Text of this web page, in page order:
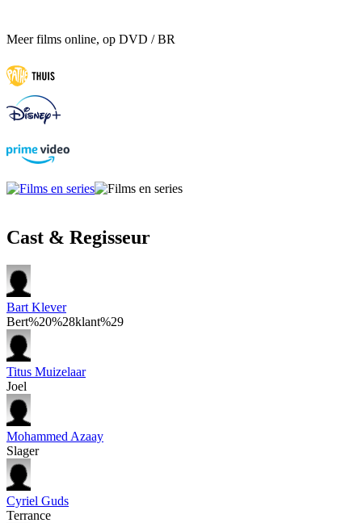
Meer films online, op DVD / BR
Cast & Regisseur
Bart Klever
Bert%20%28klant%29
Titus Muizelaar
Joel
Mohammed Azaay
Slager
Cyriel Guds
Terrance